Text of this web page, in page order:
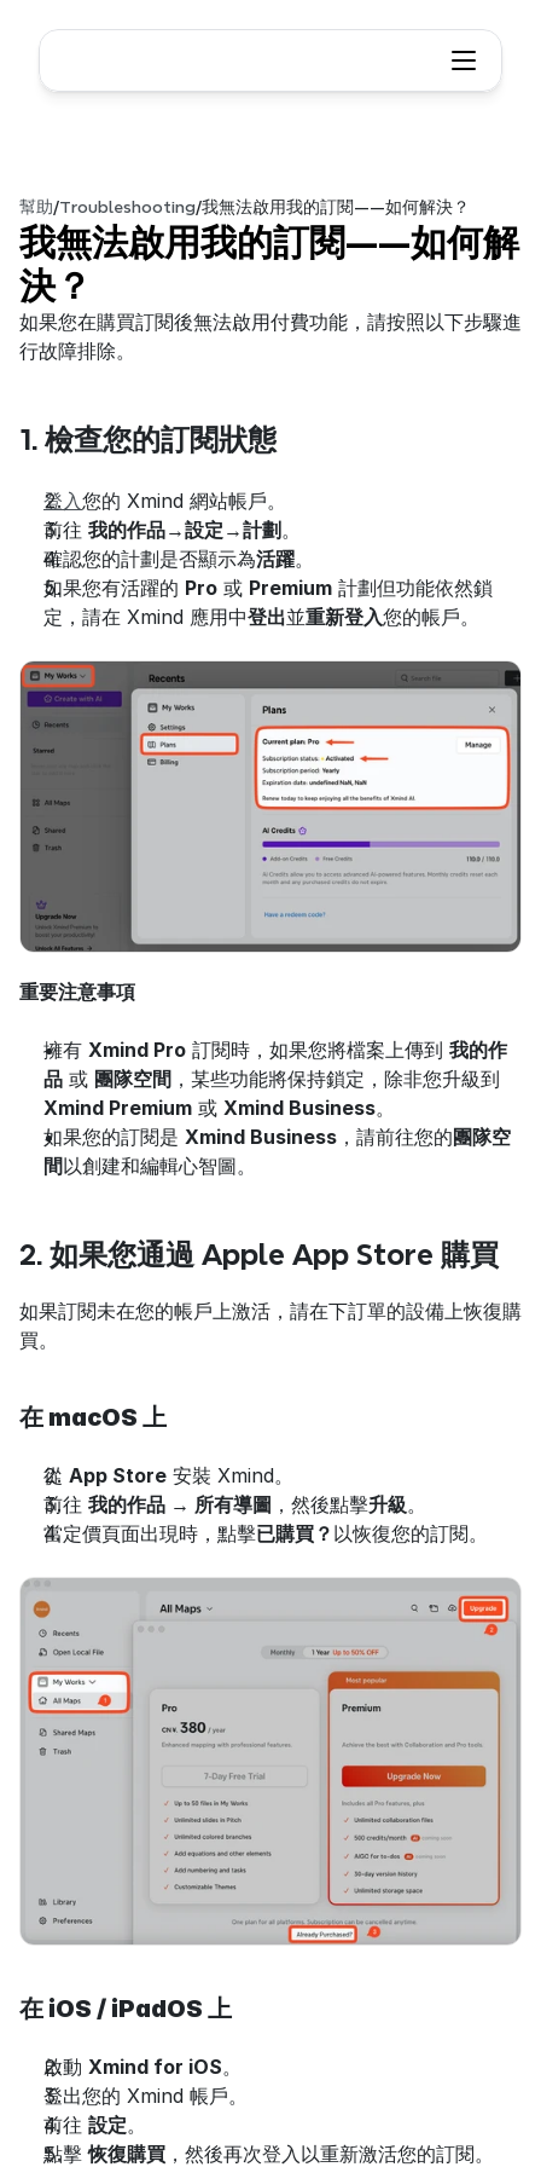
幫助/Troubleshooting/我無法啟用我的訂閱——如何解決？
我無法啟用我的訂閱——如何解
決？
如果您在購買訂閱後無法啟用付費功能，請按照以下步驟進
行故障排除。
1. 檢查您的訂閱狀態
登入您的 Xmind 網站帳戶。
前往 我的作品→設定 →計劃 。
確認您的計劃是否顯示為活躍。
如果您有活躍的 Pro 或 Premium 計劃但功能依然鎖
定，請在 Xmind 應用中登出並重新登入您的帳戶。
重要注意事項
擁有 Xmind Pro 訂閱時，如果您將檔案上傳到 我的作
品 或 團隊空間
Xmind Premium 或 Xmind Business。
如果您的訂閱是 Xmind Business ，請前往您的團隊空
間以創建和編輯心智圖。
2. 如果您通過 Apple App Store 購買
如果訂閱未在您的帳戶上激活，請在下訂單的設備上恢復購
買。
在 macOS 上
從 App Store 安裝 Xmind。
前往 我的作品 → 所有導圖 ，然後點擊升級。
當定價頁面出現時，點擊已購買？ 以恢復您的訂閱。
在 iOS / iPadOS 上
啟動 Xmind for iOS。
登出您的 Xmind 帳戶。
前往 設定。
點擊 恢復購買 ，然後再次登入以重新激活您的訂閱。